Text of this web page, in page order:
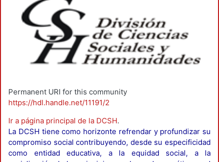
Permanent URI for this community
https://hdl.handle.net/11191/2
Ir a página principal de la DCSH.
La DCSH tiene como horizonte refrendar y profundizar su
compromiso social contribuyendo, desde su especificidad
como entidad educativa, a la equidad social, a la